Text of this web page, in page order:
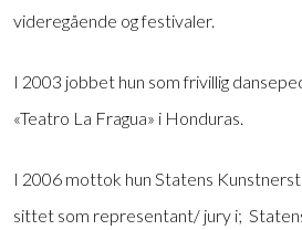
videregående og festivaler.
I 2003 jobbet hun som frivillig
«Teatro La Fragua» i Honduras.
I 2006 mottok hun Statens
sittet som representant/ jury i;